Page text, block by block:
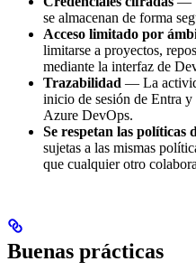
se almacenan de forma
Acceso limitado por
limitarse a proyectos,
mediante la interfaz de
Trazabilidad — La
inicio de sesión de Entra
Azure DevOps.
Se respetan las políticas
sujetas a las mismas
que cualquier otro
Buenas prácticas